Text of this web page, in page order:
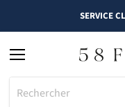
SERVICE